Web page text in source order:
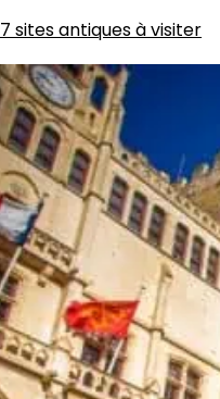
7 sites antiques à visiter